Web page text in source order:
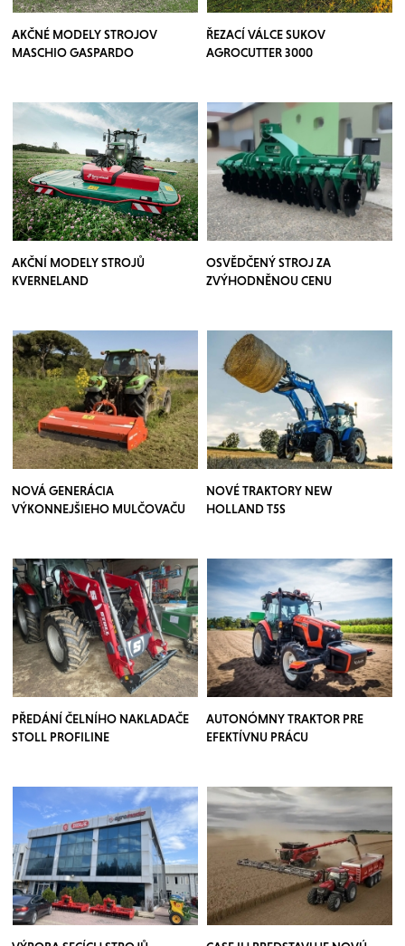
AKČNÉ MODELY STROJOV
MASCHIO GASPARDO
ŘEZACÍ VÁLCE SUKOV
AGROCUTTER 3000
AKČNÍ MODELY STROJŮ
KVERNELAND
OSVĚDČENÝ STROJ ZA
ZVÝHODNĚNOU CENU
NOVÁ GENERÁCIA
VÝKONNEJŠIEHO MULČOVAČU
NOVÉ TRAKTORY NEW
HOLLAND T5S
PŘEDÁNÍ ČELNÍHO NAKLADAČE
STOLL PROFILINE
AUTONÓMNY TRAKTOR PRE
EFEKTÍVNU PRÁCU